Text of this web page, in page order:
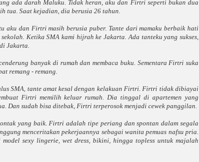
ada darah Maluku. Tidak heran, aku dan Firtri seperti bukan dua
tua. Saat kejadian, dia berusia 26 tahun.
aku dan Firtri masih berusia puber. Tante dari mamaku berbaik hati
Ketika SMA kami hijrah ke Jakarta. Ada tanteku yang sukses,
Jakarta.
banyak di rumah dan membaca buku. Sementara Firtri suka
remang - remang.
SMA, tante amat kesal dengan kelakuan Firtri. Firtri tidak dibiayai
Firtri memilih keluar rumah. Dia tinggal di apartemen yang
Dan sudah bisa ditebak, Firtri terperosok menjadi cewek panggilan.
yang baik. Firtri adalah tipe periang dan spontan dalam segala
menceritakan pekerjaannya sebagai wanita pemuas nafsu pria.
sexy lingerie, wet dress, bikini, hingga topless untuk majalah